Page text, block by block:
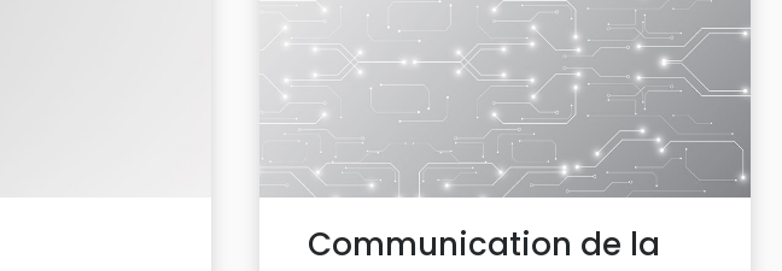
Communication de la